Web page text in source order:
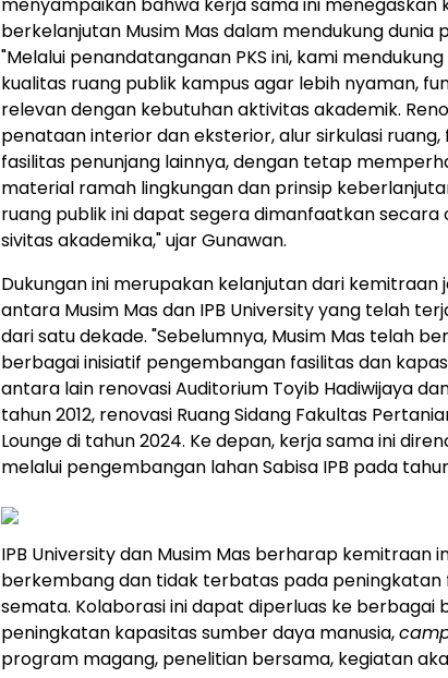
berkelanjutan Musim Mas dalam mendukung dunia
"Melalui penandatanganan PKS ini, kami
kualitas ruang publik kampus agar lebih nyaman,
relevan dengan kebutuhan aktivitas akademik.
penataan interior dan eksterior, alur sirkulasi
fasilitas penunjang lainnya, dengan tetap
material ramah lingkungan dan prinsip
ruang publik ini dapat segera dimanfaatkan secara
sivitas akademika," ujar Gunawan.
Dukungan ini merupakan kelanjutan dari kemitraan
antara Musim Mas dan IPB University yang telah
dari satu dekade. "Sebelumnya, Musim Mas telah
berbagai inisiatif pengembangan fasilitas dan
antara lain renovasi Auditorium Toyib Hadiwijaya
tahun 2012, renovasi Ruang Sidang Fakultas
Lounge di tahun 2024. Ke depan, kerja sama ini
melalui pengembangan lahan Sabisa IPB pada
IPB University dan Musim Mas berharap kemitraan
berkembang dan tidak terbatas pada peningkatan
semata. Kolaborasi ini dapat diperluas ke berbagai
peningkatan kapasitas sumber daya manusia,
program magang, penelitian bersama, kegiatan